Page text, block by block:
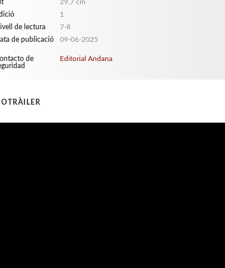
29,7 cm
1
de lectura
7-8
de publicació
09-06-2025
de
Editorial Andana